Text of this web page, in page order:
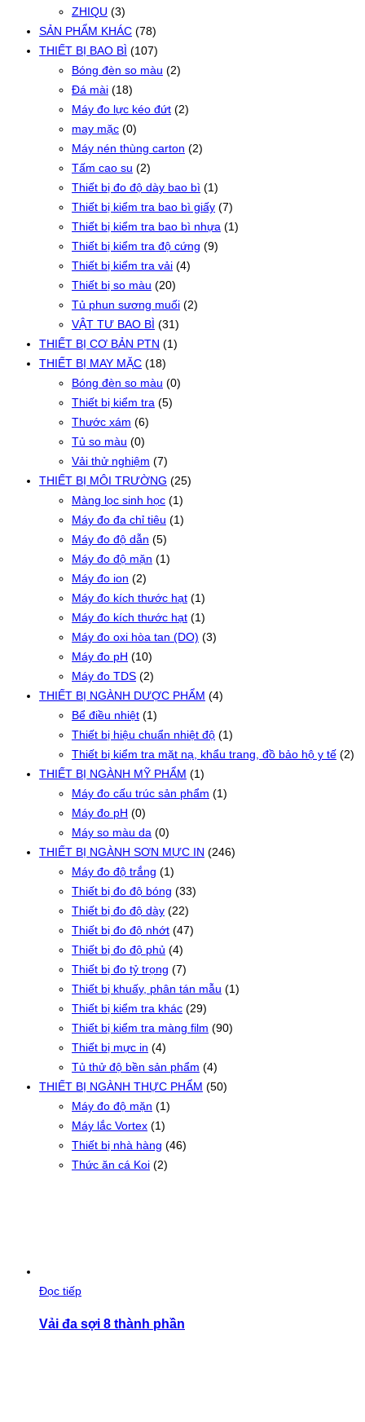
ZHIQU (3)
SẢN PHẨM KHÁC (78)
THIẾT BỊ BAO BÌ (107)
Bóng đèn so màu (2)
Đá mài (18)
Máy đo lực kéo đứt (2)
may mặc (0)
Máy nén thùng carton (2)
Tấm cao su (2)
Thiết bị đo độ dày bao bì (1)
Thiết bị kiểm tra bao bì giấy (7)
Thiết bị kiểm tra bao bì nhựa (1)
Thiết bị kiểm tra độ cứng (9)
Thiết bị kiểm tra vải (4)
Thiết bị so màu (20)
Tủ phun sương muối (2)
VẬT TƯ BAO BÌ (31)
THIẾT BỊ CƠ BẢN PTN (1)
THIẾT BỊ MAY MẶC (18)
Bóng đèn so màu (0)
Thiết bị kiểm tra (5)
Thước xám (6)
Tủ so màu (0)
Vải thử nghiệm (7)
THIẾT BỊ MÔI TRƯỜNG (25)
Màng lọc sinh học (1)
Máy đo đa chỉ tiêu (1)
Máy đo độ dẫn (5)
Máy đo độ mặn (1)
Máy đo ion (2)
Máy đo kích thước hạt (1)
Máy đo kích thước hạt (1)
Máy đo oxi hòa tan (DO) (3)
Máy đo pH (10)
Máy đo TDS (2)
THIẾT BỊ NGÀNH DƯỢC PHẨM (4)
Bể điều nhiệt (1)
Thiết bị hiệu chuẩn nhiệt độ (1)
Thiết bị kiểm tra mặt nạ, khẩu trang, đồ bảo hộ y tế (2)
THIẾT BỊ NGÀNH MỸ PHẨM (1)
Máy đo cấu trúc sản phẩm (1)
Máy đo pH (0)
Máy so màu da (0)
THIẾT BỊ NGÀNH SƠN MỰC IN (246)
Máy đo độ trắng (1)
Thiết bị đo độ bóng (33)
Thiết bị đo độ dày (22)
Thiết bị đo độ nhớt (47)
Thiết bị đo độ phủ (4)
Thiết bị đo tỷ trọng (7)
Thiết bị khuấy, phân tán mẫu (1)
Thiết bị kiểm tra khác (29)
Thiết bị kiểm tra màng film (90)
Thiết bị mực in (4)
Tủ thử độ bền sản phẩm (4)
THIẾT BỊ NGÀNH THỰC PHẨM (50)
Máy đo độ mặn (1)
Máy lắc Vortex (1)
Thiết bị nhà hàng (46)
Thức ăn cá Koi (2)
Đọc tiếp
Vải đa sợi 8 thành phần